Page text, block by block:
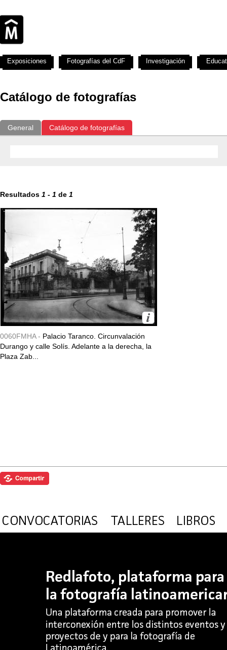
Catálogo de fotografías
General Catálogo de fotografías
Resultados 1 - 1 de 1
0060FMHA - Palacio Taranco. Circunvalación
Durango y calle Solís. Adelante a la derecha, la
Plaza Zab...
Exposiciones Fotografías del CdF Investigación